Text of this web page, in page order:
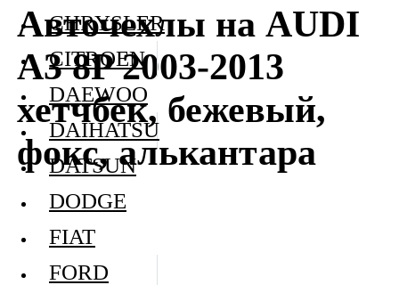
Авточехлы на AUDI
A3 8P 2003-2013
хетчбек, бежевый,
фокс, алькантара
CHRYSLER
CITROEN
DAEWOO
DAIHATSU
DATSUN
DODGE
FIAT
FORD